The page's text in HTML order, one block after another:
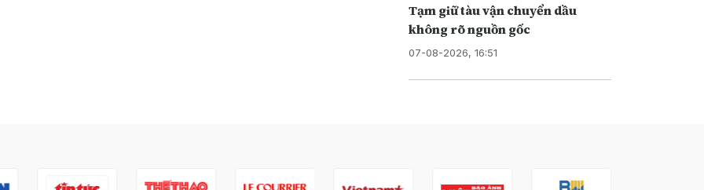
Tạm giữ tàu vận chuyển dầu
không rõ nguồn gốc
07-08-2026, 16:51